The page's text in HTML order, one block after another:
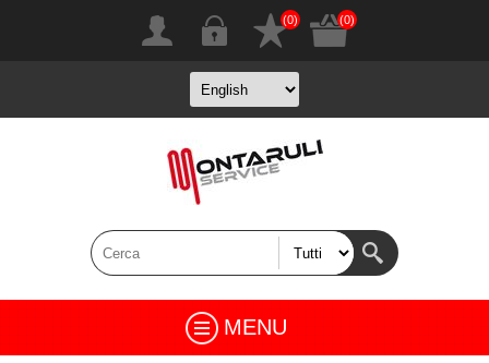
(0) (0)
MENU